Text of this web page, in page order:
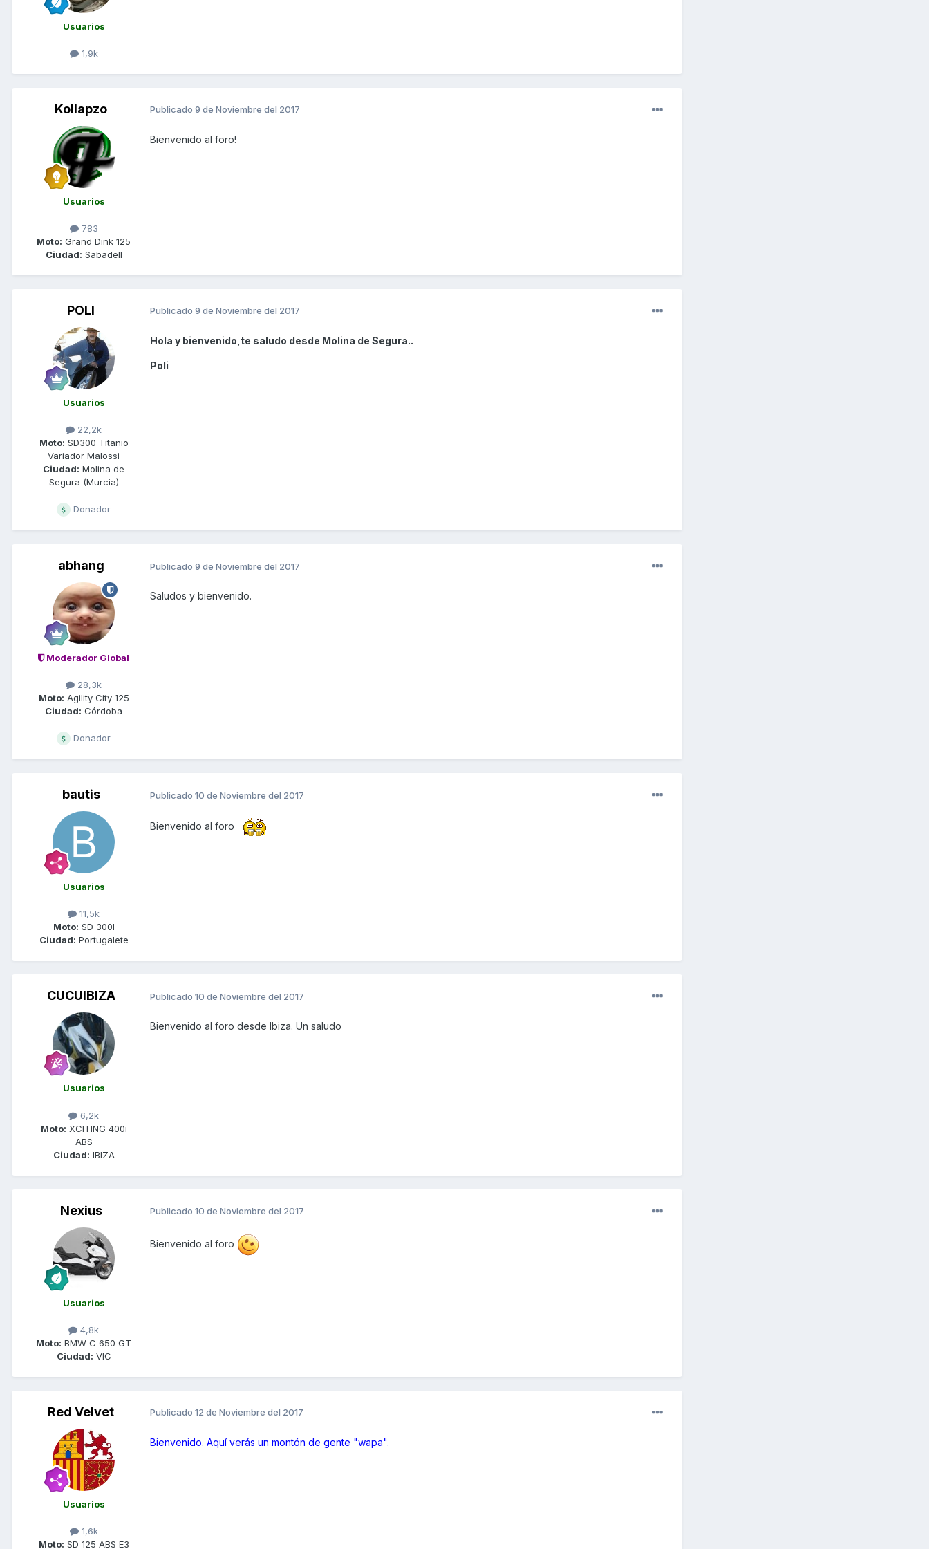
Usuarios
1,9k
Kollapzo
Usuarios
783
Moto: Grand Dink 125
Ciudad: Sabadell
Publicado 9 de Noviembre del 2017
Bienvenido al foro!
POLI
Usuarios
22,2k
Moto: SD300 Titanio
Variador Malossi
Ciudad: Molina de
Segura (Murcia)
Donador
Publicado 9 de Noviembre del 2017
Hola y bienvenido,te saludo desde Molina de Segura..
Poli
abhang
Moderador Global
28,3k
Moto: Agility City 125
Ciudad: Córdoba
Donador
Publicado 9 de Noviembre del 2017
Saludos y bienvenido.
bautis
Usuarios
11,5k
Moto: SD 300I
Ciudad: Portugalete
Publicado 10 de Noviembre del 2017
Bienvenido al foro
CUCUIBIZA
Usuarios
6,2k
Moto: XCITING 400i
ABS
Ciudad: IBIZA
Publicado 10 de Noviembre del 2017
Bienvenido al foro desde Ibiza. Un saludo
Nexius
Usuarios
4,8k
Moto: BMW C 650 GT
Ciudad: VIC
Publicado 10 de Noviembre del 2017
Bienvenido al foro
Red Velvet
Usuarios
1,6k
Moto: SD 125 ABS E3
Publicado 12 de Noviembre del 2017
Bienvenido. Aquí verás un montón de gente "wapa".